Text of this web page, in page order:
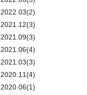
2022.03(2)
2021.12(3)
2021.09(3)
2021.06(4)
2021.03(3)
2020.11(4)
2020.06(1)